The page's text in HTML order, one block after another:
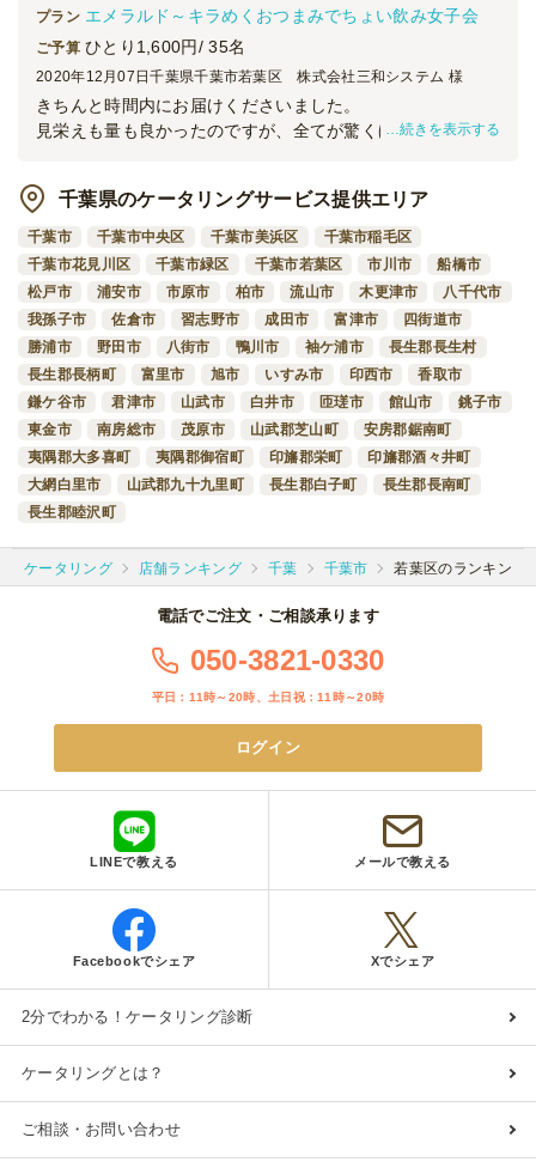
《鮨だけお届け》茶月の極プラン
オードブル
3,000
全てのプランを見る（8件）
オードブル
締切 3日前12時
定休日 日・土・祝
最低ご注文金額 42,000 円
プラン エメラルド～キラめくおつまみでちょい飲み女子会
ご予算 ひとり1,600円/ 35名
2020年12月07日千葉県千葉市若葉区 株式会社三和システム 様
きちんと時間内にお届けくださいました。
見栄えも量も良かったのですが、全てが驚くほど冷た過ぎる
ケイタリングなので熱々で届くとは思っていませんでした
が、お肉もソースもチーズも固まるほど…
慌てて器に移してレンチンを繰り返しました。
温めると見た目も味も良かったです。
温める前提なら問題ないと思います。
この低価格でこのレベルなら、ありがたいです。
皆喜んでくれました。
この時期なので外で大騒ぎはできず、社内の会議室で距離を
あけ、ひっそりとでしたが、こういった会を諦めていたので
助かりました。
続きを表示する
千葉県のケータリングサービス提供エリア
千葉市 千葉市中央区 千葉市美浜区
千葉市稲毛区
千葉市花見川区
千葉市緑区 千葉市若葉区 市川市
船橋市
松戸市
浦安市 市原市 柏市 流山市 木更津市
八千代市
我孫子市
佐倉市 習志野市 成田市 富津市
四街道市
勝浦市
野田市 八街市 鴨川市 袖ケ浦市
長生郡長生村
長生郡長柄町
富里市 旭市 いすみ市 印西市
香取市
鎌ケ谷市
君津市 山武市 白井市 匝瑳市 館山市
銚子市
東金市
南房総市 茂原市 山武郡芝山町
安房郡鋸南町
夷隅郡大多喜町
夷隅郡御宿町 印旛郡栄町
印旛郡酒々井町
大網白里市
山武郡九十九里町 長生郡白子町
長生郡長南町
長生郡睦沢町
ケータリング 店舗ランキング 千葉 千葉市 若葉区のランキング
電話でご注文・ご相談承ります
050-3821-0330
平日：11時～20時、土日祝：11時～20時
ログイン
LINEで教える メールで教える
Facebookでシェア Xでシェア
2分でわかる！ケータリング診断
ケータリングとは？
ご相談・お問い合わせ